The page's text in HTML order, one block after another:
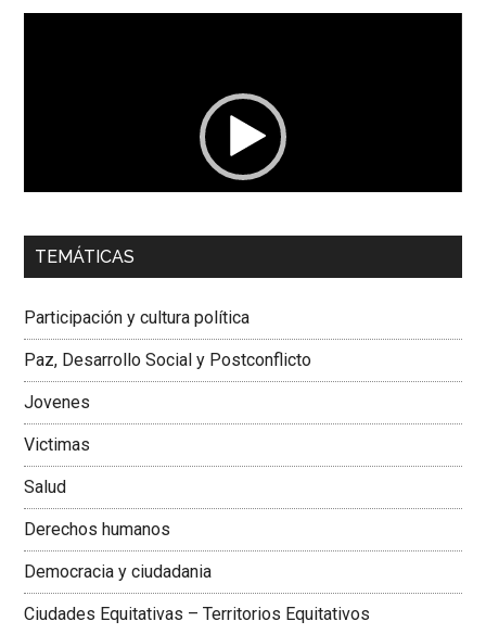
00:00 01:04
Dra. Carolina Corcho Mejía,Presidenta Corporación
Colombiana
TEMÁTICAS
Participación y cultura política
Paz, Desarrollo Social y Postconflicto
Jovenes
Victimas
Salud
Derechos humanos
Democracia y ciudadania
Ciudades Equitativas – Territorios Equitativos